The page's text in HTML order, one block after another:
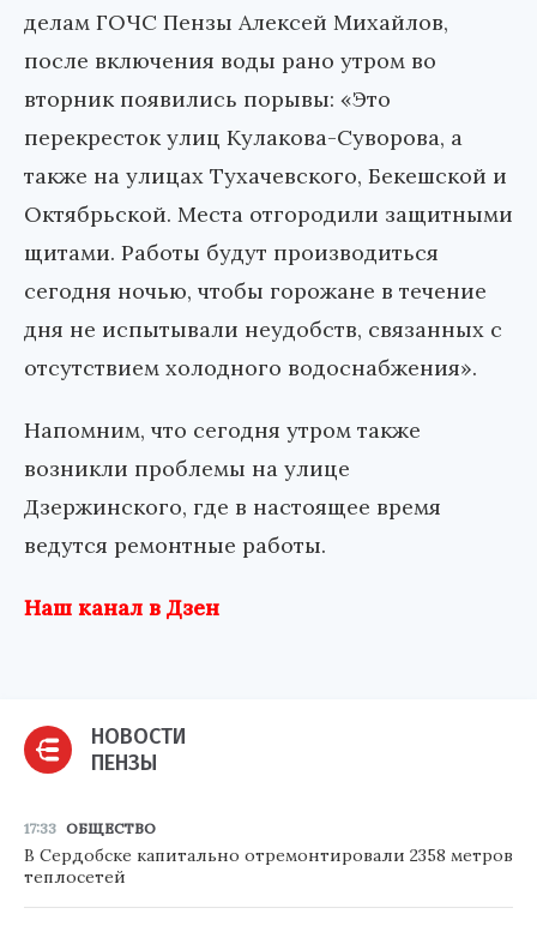
делам ГОЧС Пензы Алексей Михайлов,
после включения воды рано утром во
вторник появились порывы: «Это
перекресток улиц Кулакова-Суворова, а
также на улицах Тухачевского, Бекешской и
Октябрьской. Места отгородили защитными
щитами. Работы будут производиться
сегодня ночью, чтобы горожане в течение
дня не испытывали неудобств, связанных с
отсутствием холодного водоснабжения».
Напомним, что сегодня утром также
возникли проблемы на улице
Дзержинского, где в настоящее время
ведутся ремонтные работы.
Наш канал в Дзен
НОВОСТИ
ПЕНЗЫ
17:33 ОБЩЕСТВО
В Сердобске капитально отремонтировали 2358 метров
теплосетей